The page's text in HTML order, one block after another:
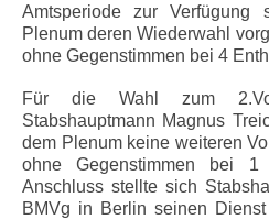
Amtsperiode zur Verfügung
Plenum deren Wiederwahl
ohne Gegenstimmen bei 4
Für die Wahl zum
Stabshauptmann Magnus
dem Plenum keine weiteren
ohne Gegenstimmen bei 1
Anschluss stellte sich
BMVg in Berlin seinen